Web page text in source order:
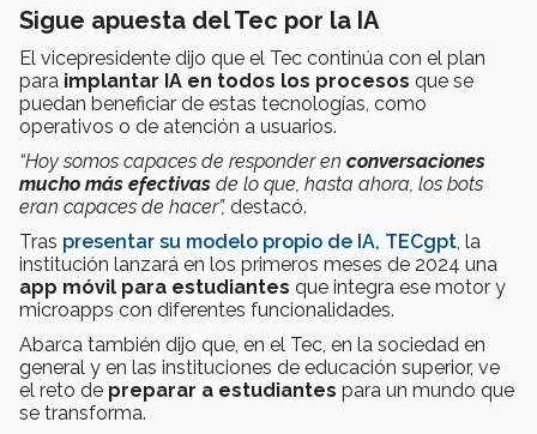
Sigue apuesta del Tec por la IA
El vicepresidente dijo que el Tec continúa con el plan
para implantar IA en todos los procesos que se
puedan beneficiar de estas tecnologías, como
operativos o de atención a usuarios.
“Hoy somos capaces de responder en conversaciones
mucho más efectivas de lo que, hasta ahora, los bots
eran capaces de hacer”, destacó.
Tras presentar su modelo propio de IA, TECgpt , la
institución lanzará en los primeros meses de 2024 una
app móvil para estudiantes que integra ese motor y
microapps con diferentes funcionalidades.
Abarca también dijo que, en el Tec, en la sociedad en
general y en las instituciones de educación superior, ve
el reto de preparar a estudiantes para un mundo que
se transforma.